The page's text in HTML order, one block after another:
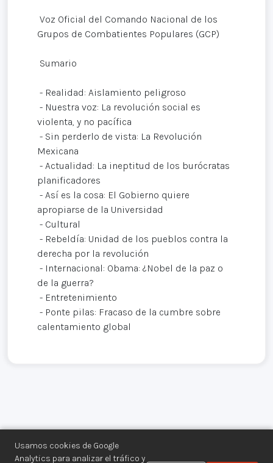
Usamos cookies de Google
Analytics para analizar el tráfico y
Voz Oficial del Comando Nacional de los
Grupos de Combatientes Populares (GCP)
Sumario
- Realidad: Aislamiento peligroso
- Nuestra voz: La revolución social es
violenta, y no pacífica
- Sin perderlo de vista: La Revolución
Mexicana
- Actualidad: La ineptitud de los burócratas
planificadores
- Así es la cosa: El Gobierno quiere
apropiarse de la Universidad
- Cultural
- Rebeldía: Unidad de los pueblos contra la
derecha por la revolución
- Internacional: Obama: ¿Nobel de la paz o
de la guerra?
- Entretenimiento
- Ponte pilas: Fracaso de la cumbre sobre
calentamiento global